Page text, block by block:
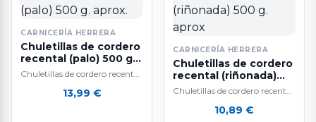
CARNICERÍA HERRERA
Chuletillas de cordero
recental (palo) 500 g.
aprox.
Chuletillas de cordero recental
es aproximado y puede
13,99 €
CARNICERÍA HERRERA
Chuletillas de cordero
recental (riñonada)
500 g. aprox
Chuletillas de cordero recental
producto es aproximado y
10,89 €